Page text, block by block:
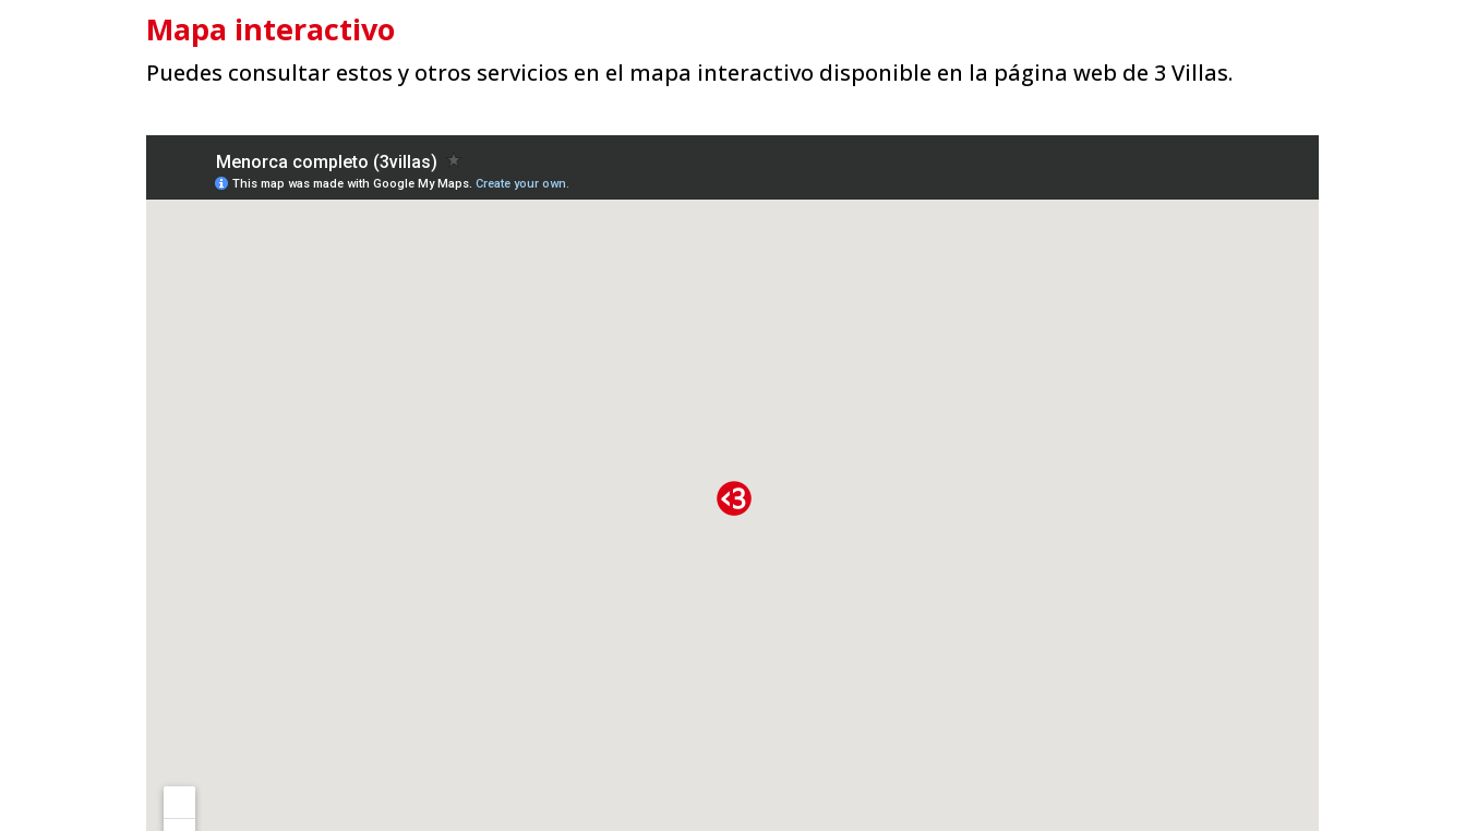
Mapa interactivo
Puedes consultar estos y otros servicios en el mapa interactivo disponible en la página web de 3 Villas.